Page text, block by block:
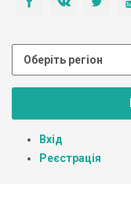
Вхід
Реєстрація